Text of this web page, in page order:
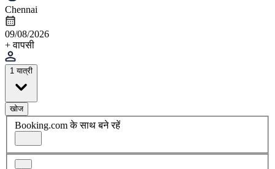
Chennai
09/08/2026
+ वापसी
1 यात्री
खोज
Booking.com के साथ बने रहें